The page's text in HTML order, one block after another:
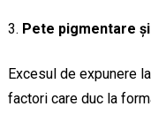
Pete pigmentare
Excesul de expunere
factori care duc la